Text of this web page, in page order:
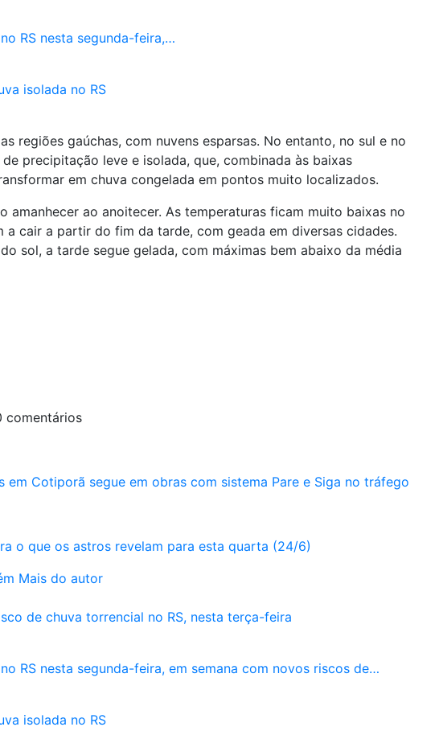
RS nesta segunda-feira,…
isolada no RS
regiões gaúchas, com nuvens esparsas. No entanto, no sul e no
precipitação leve e isolada, que, combinada às baixas
em chuva congelada em pontos muito localizados.
amanhecer ao anoitecer. As temperaturas ficam muito baixas no
a cair a partir do fim da tarde, com geada em diversas cidades.
sol, a tarde segue gelada, com máximas bem abaixo da média
comentários
em Cotiporã segue em obras com sistema Pare e Siga no tráfego
o que os astros revelam para esta quarta (24/6)
Mais do autor
de chuva torrencial no RS, nesta terça-feira
RS nesta segunda-feira, em semana com novos riscos de…
isolada no RS